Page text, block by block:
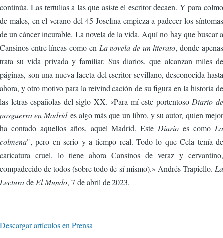
continúa. Las tertulias a las que asiste el escritor decaen. Y para colmo
de males, en el verano del 45 Josefina empieza a padecer los síntomas
de un cáncer incurable. La novela de la vida. Aquí no hay que buscar a
Cansinos entre líneas como en La novela de un literato, donde apenas
trata su vida privada y familiar. Sus diarios, que alcanzan miles de
páginas, son una nueva faceta del escritor sevillano, desconocida hasta
ahora, y otro motivo para la reivindicación de su figura en la historia de
las letras españolas del siglo XX. «Para mí este portentosoDiario de
posguerra en Madrides algo más que un libro, y su autor, quien mejor
ha contado aquellos años, aquel Madrid. Este Diarioes como La
colmena", pero en serio y a tiempo real. Todo lo que Cela tenía de
caricatura cruel, lo tiene ahora Cansinos de veraz y cervantino,
compadecido de todos (sobre todo de sí mismo).» Andrés Trapiello. La
LecturadeEl Mundo, 7 de abril de 2023.
Descargar artículos en Prensa